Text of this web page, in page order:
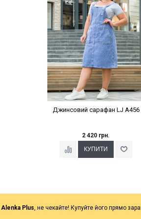
Джинсовий сарафан LJ A456
2 420 грн.
Alenka Plus, не чекайте! Купуйте його прямо